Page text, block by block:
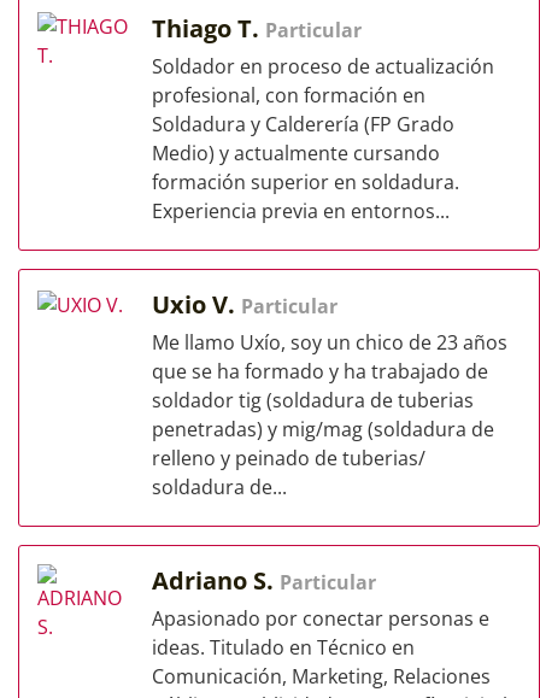
Thiago T. Particular
Soldador en proceso de actualización
profesional, con formación en
Soldadura y Calderería (FP Grado
Medio) y actualmente cursando
formación superior en soldadura.
Experiencia previa en entornos...
Uxio V. Particular
Me llamo Uxío, soy un chico de 23 años
que se ha formado y ha trabajado de
soldador tig (soldadura de tuberias
penetradas) y mig/mag (soldadura de
relleno y peinado de tuberias/
soldadura de...
Adriano S. Particular
Apasionado por conectar personas e
ideas. Titulado en Técnico en
Comunicación, Marketing, Relaciones